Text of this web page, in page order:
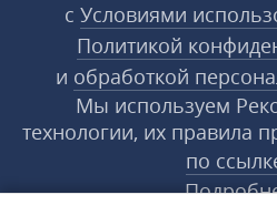
с Условиями
Политикой
и обработкой
Мы используем
технологии, их правила
по